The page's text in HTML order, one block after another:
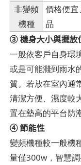
非變頻
機種
價格便
品
③ 機身大小與擺放
一般依客戶自身環
或是可能濺到雨水
質。若放在室內通
清潔方便、濕度較
置在墊高的平台防
④ 節能性
變頻機種較一般機
量僅300w，智慧